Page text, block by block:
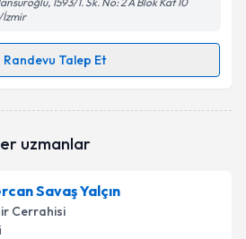
İzmir
Randevu Talep Et
Talebi
bu uzmandan randevu almanız
uzmanlar
Savaş Yalçın
Cerrahisi